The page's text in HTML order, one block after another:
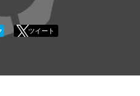
章
ツイート